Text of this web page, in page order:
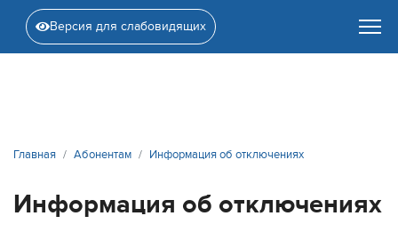
Версия для слабовидящих
Главная Абонентам Информация об отключениях
Информация об отключениях